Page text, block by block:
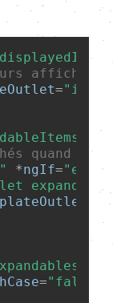
affichés
=
quand on
*ngIf=
="false"